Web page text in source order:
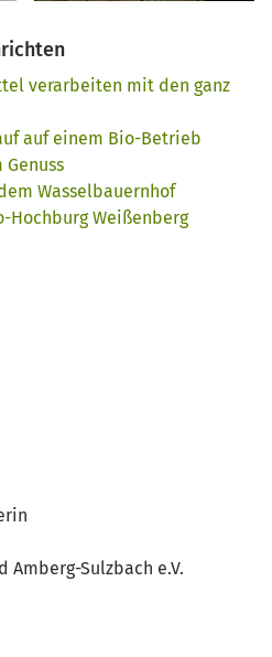
verarbeiten mit den ganz
auf einem Bio-Betrieb
Genuss
Wasselbauernhof
Hochburg Weißenberg
Amberg-Sulzbach e.V.